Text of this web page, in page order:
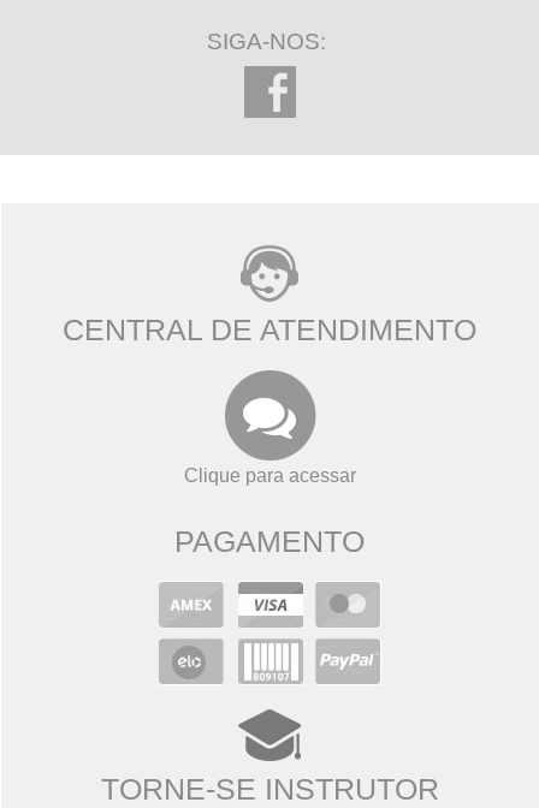
SIGA-NOS:
CENTRAL DE ATENDIMENTO
Clique para acessar
PAGAMENTO
TORNE-SE INSTRUTOR